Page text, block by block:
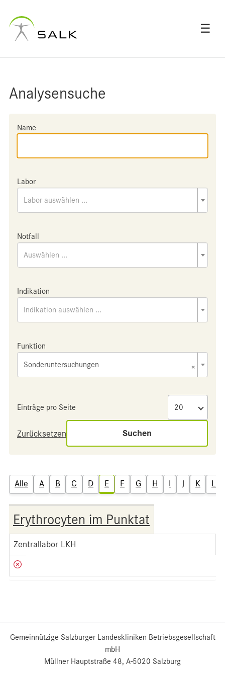
☰
Analysensuche
Name
Labor
Labor auswählen ...
Notfall
Auswählen ...
Indikation
Indikation auswählen ...
Funktion
×
Sonderuntersuchungen
Einträge pro Seite
Zurücksetzen Suchen
Alle A B C D E F G H I J K L
Erythrocyten im Punktat
Zentrallabor LKH
Gemeinnützige Salzburger Landeskliniken Betriebsgesellschaft
mbH
Müllner Hauptstraße 48, A-5020 Salzburg